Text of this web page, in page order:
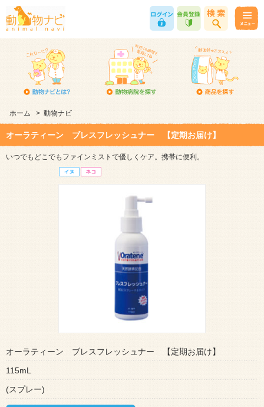
ホーム > 動物ナビ
オーラティーン ブレスフレッシュナー 【定期お届け】
いつでもどこでもファインミストで優しくケア。携帯に便利。
オーラティーン ブレスフレッシュナー 【定期お届け】
115mL
(スプレー)